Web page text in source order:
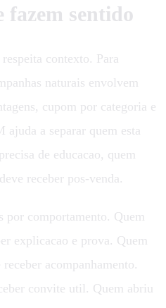
fazem sentido
contexto. Para
naturais envolvem
cupom por categoria e
ajuda a separar quem esta
de educacao, quem
receber pos-venda.
por comportamento. Quem
explicacao e prova. Quem
acompanhamento.
convite util. Quem abriu